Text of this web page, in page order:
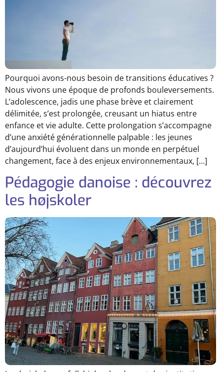
Pourquoi avons-nous besoin de transitions éducatives ?
Nous vivons une époque de profonds bouleversements.
L’adolescence, jadis une phase brève et clairement
délimitée, s’est prolongée, creusant un hiatus entre
enfance et vie adulte. Cette prolongation s’accompagne
d’une anxiété générationnelle palpable : les jeunes
d’aujourd’hui évoluent dans un monde en perpétuel
changement, face à des enjeux environnementaux, […]
Pédagogie danoise : découvrez
les højskoler